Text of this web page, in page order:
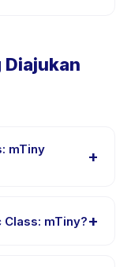
mTiny
+
program untuk
usia ini
mTiny?+